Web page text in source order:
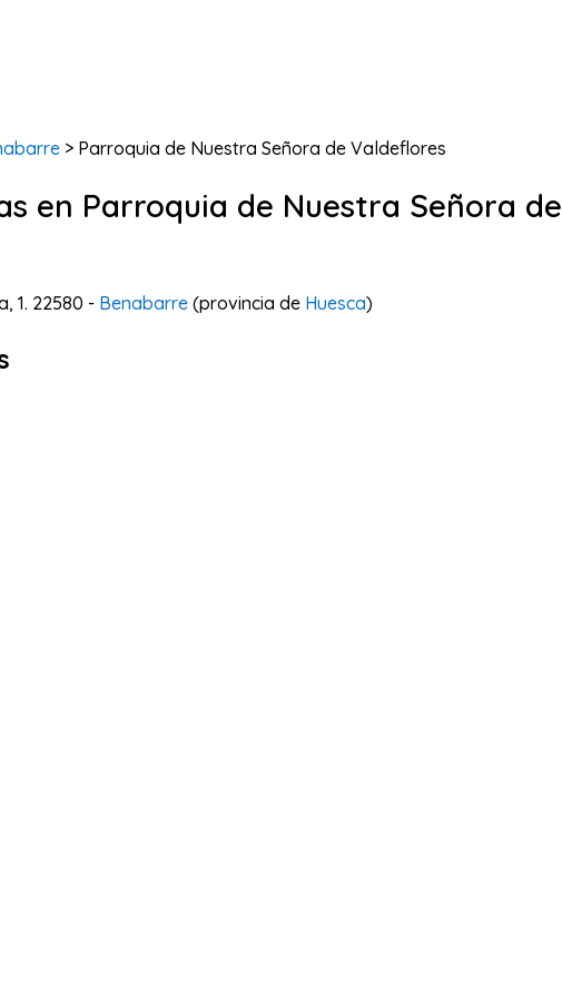
> Parroquia de Nuestra Señora de Valdeflores
en Parroquia de Nuestra Señora de
1. 22580 - Benabarre (provincia de Huesca)